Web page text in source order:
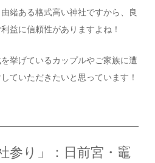
緒ある格式高い神社ですから、良
益に信頼性がありますよね！
挙げているカップルやご家族に遭
ていただきたいと思っています！
参り」：日前宮・竈